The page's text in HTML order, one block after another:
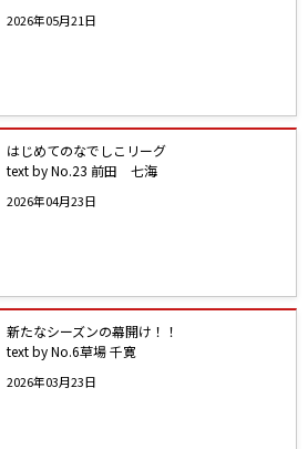
2026年05月21日
はじめてのなでしこリーグ
text by No.23 前田 七海
2026年04月23日
新たなシーズンの幕開け！！
text by No.6草場 千寛
2026年03月23日